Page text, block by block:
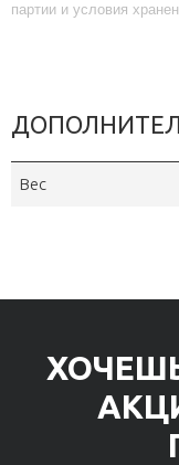
партии и условия
Вес